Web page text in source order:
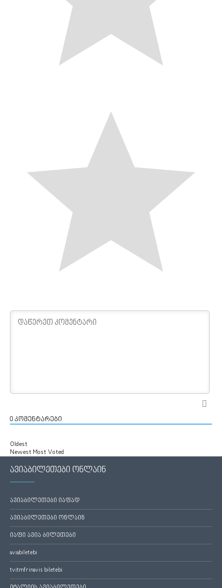
0 კომენტარები
Oldest
Newest Most Voted
ავიაბილეთები ონლაინ
ავიაბილეთები იაფად
ავიაბილეთები ონლაინ
იაფი ავია ბილეთები
aviabiletebi
tvitmfrinavis biletebi